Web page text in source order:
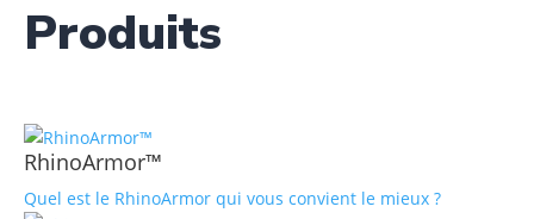
Produits
RhinoArmor™
Quel est le RhinoArmor qui vous convient le mieux ?